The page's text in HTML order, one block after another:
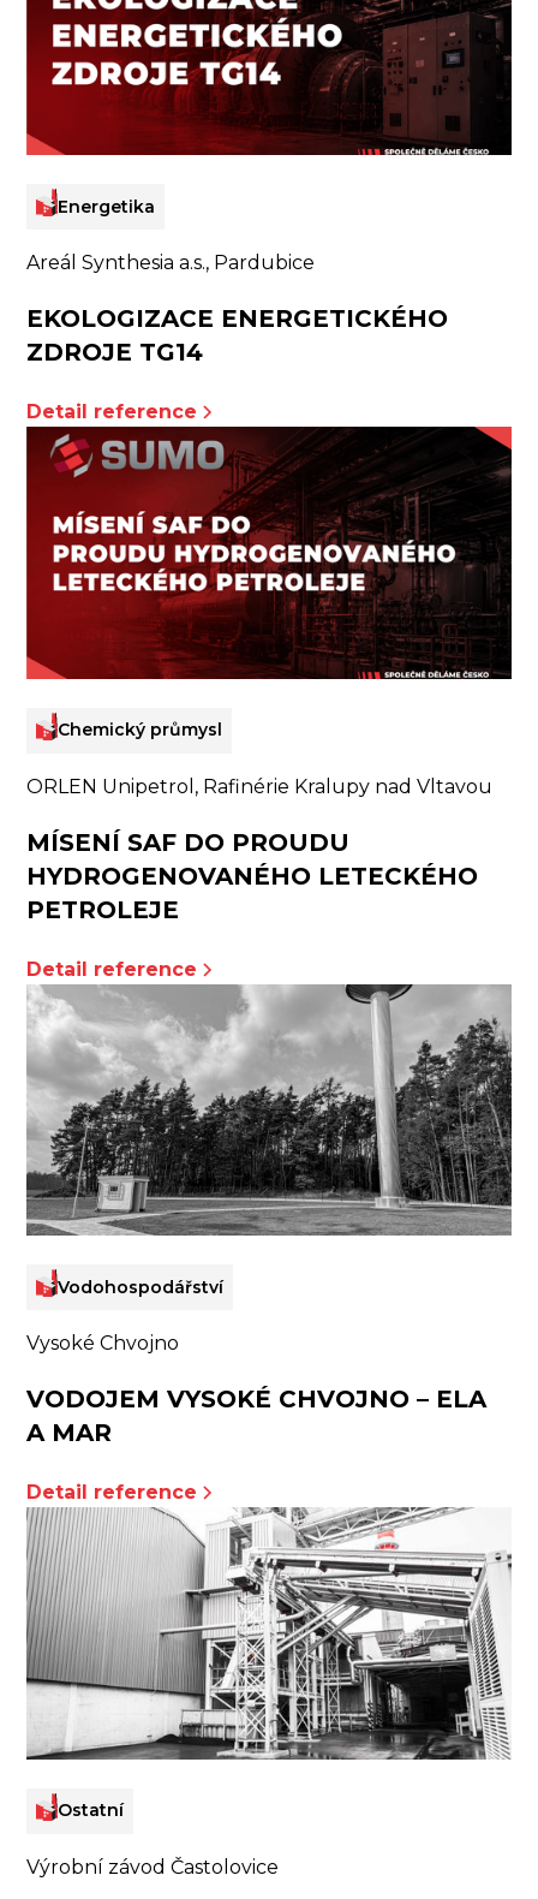
Energetika
Areál Synthesia a.s., Pardubice
EKOLOGIZACE ENERGETICKÉHO
ZDROJE TG14
Detail reference
Chemický průmysl
ORLEN Unipetrol, Rafinérie Kralupy nad Vltavou
MÍSENÍ SAF DO PROUDU
HYDROGENOVANÉHO LETECKÉHO
PETROLEJE
Detail reference
Vodohospodářství
Vysoké Chvojno
VODOJEM VYSOKÉ CHVOJNO – ELA
A MAR
Detail reference
Ostatní
Výrobní závod Častolovice